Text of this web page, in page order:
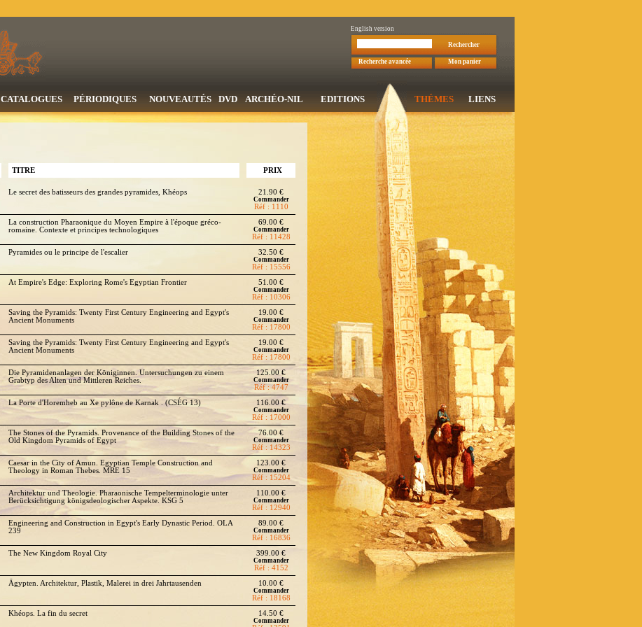
English version
Rechercher
Recherche avancée Mon panier
CATALOGUES PÉRIODIQUES NOUVEAUTÉS DVD ARCHÉO-NIL EDITIONS THÉMES LIENS
TITRE PRIX
Le secret des batisseurs des grandes pyramides, Khéops 21.90 €
Commander
Réf : 1110
La construction Pharaonique du Moyen Empire à l'époque gréco-
romaine. Contexte et principes technologiques
69.00 €
Commander
Réf : 11428
Pyramides ou le principe de l'escalier 32.50 €
Commander
Réf : 15556
At Empire's Edge: Exploring Rome's Egyptian Frontier 51.00 €
Commander
Réf : 10306
Saving the Pyramids: Twenty First Century Engineering and Egypt's
Ancient Monuments
19.00 €
Commander
Réf : 17800
Saving the Pyramids: Twenty First Century Engineering and Egypt's
Ancient Monuments
19.00 €
Commander
Réf : 17800
Die Pyramidenanlagen der Königinnen. Untersuchungen zu einem
Grabtyp des Alten und Mittleren Reiches.
125.00 €
Commander
Réf : 4747
La Porte d'Horemheb au Xe pylône de Karnak . (CSÉG 13) 116.00 €
Commander
Réf : 17000
The Stones of the Pyramids. Provenance of the Building Stones of the
Old Kingdom Pyramids of Egypt
76.00 €
Commander
Réf : 14323
Caesar in the City of Amun. Egyptian Temple Construction and
Theology in Roman Thebes. MRE 15
123.00 €
Commander
Réf : 15204
Architektur und Theologie. Pharaonische Tempelterminologie unter
Berücksichtigung königsdeologischer Aspekte. KSG 5
110.00 €
Commander
Réf : 12940
Engineering and Construction in Egypt's Early Dynastic Period. OLA
239
89.00 €
Commander
Réf : 16836
The New Kingdom Royal City 399.00 €
Commander
Réf : 4152
Ägypten. Architektur, Plastik, Malerei in drei Jahrtausenden 10.00 €
Commander
Réf : 18168
Khéops. La fin du secret 14.50 €
Commander